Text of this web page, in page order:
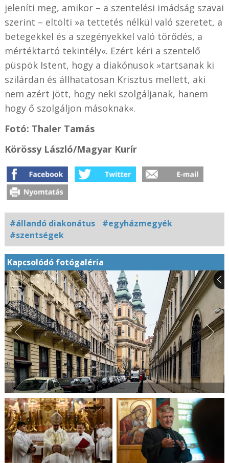
jeleníti meg, amikor – a szentelési imádság szavai
szerint – eltölti »a tettetés nélkül való szeretet, a
betegekkel és a szegényekkel való törődés, a
mértéktartó tekintély«. Ezért kéri a szentelő
püspök Istent, hogy a diakónusok »tartsanak ki
szilárdan és állhatatosan Krisztus mellett, aki
nem azért jött, hogy neki szolgáljanak, hanem
hogy ő szolgáljon másoknak«.
Fotó: Thaler Tamás
Körössy László/Magyar Kurír
#állandó diakonátus
#egyházmegyék
#szentségek
Kapcsolódó fotógaléria